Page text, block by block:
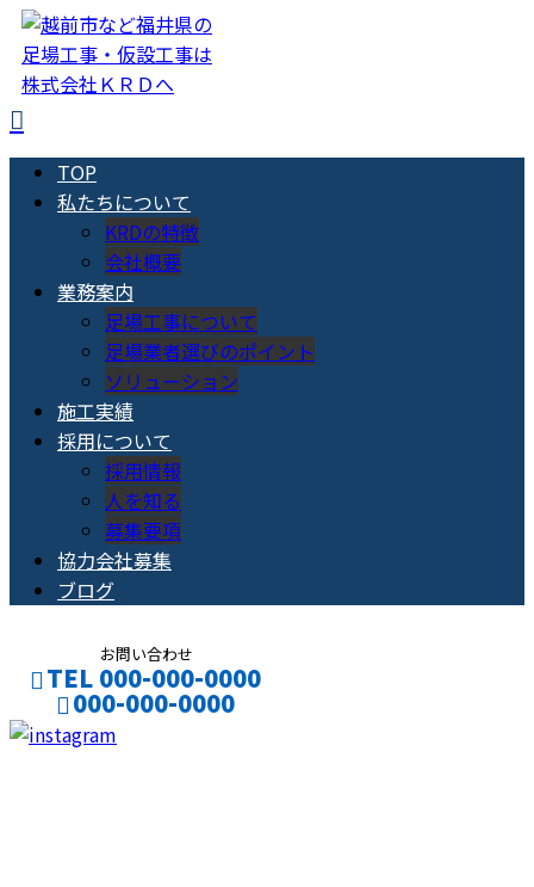
TOP
私たちについて
KRDの特徴
会社概要
業務案内
足場工事について
足場業者選びのポイント
ソリューション
施工実績
採用について
採用情報
人を知る
募集要項
協力会社募集
ブログ
お問い合わせ
TEL 000-000-0000
000-000-0000